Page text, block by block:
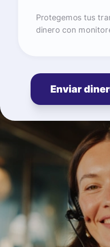
Protegemos tus
dinero con
Enviar